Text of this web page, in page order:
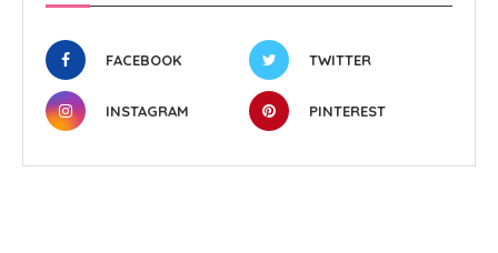
FACEBOOK TWITTER
INSTAGRAM PINTEREST